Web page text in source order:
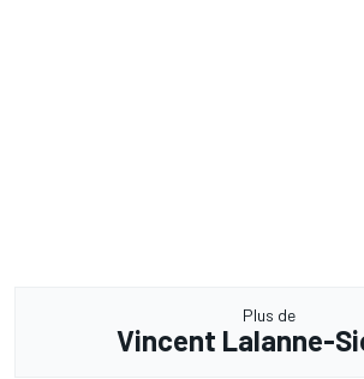
Plus de
Vincent Lalanne-